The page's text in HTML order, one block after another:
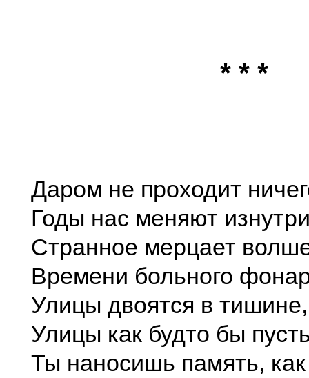
* * *
Даром не проходит
Годы нас меняют
Странное мерцает
Времени больного
Улицы двоятся в тишине,
Улицы как будто бы
Ты наносишь память,